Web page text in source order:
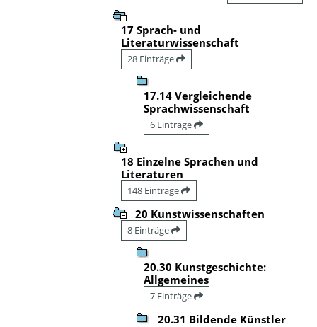
17 Sprach- und
Literaturwissenschaft
28 Einträge
17.14 Vergleichende
Sprachwissenschaft
6 Einträge
18 Einzelne Sprachen und
Literaturen
148 Einträge
20 Kunstwissenschaften
8 Einträge
20.30 Kunstgeschichte:
Allgemeines
7 Einträge
20.31 Bildende Künstler